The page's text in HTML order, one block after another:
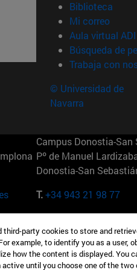
Biblioteca
Mi correo(abre
Aula virtual ADI
Búsqueda de
Trabaja con
© Universidad de
Navarra
Campus Donostia-San
Pº de Manuel
Donostia-San
T.+34 943 21 98 77
165 W 57th St 10019-
EE.UU
party cookies to store and
example, to identify you as a user,
how the content is displayed. You
until you choose one of the